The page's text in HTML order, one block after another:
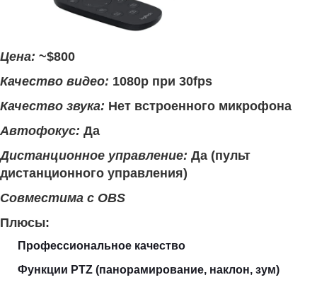
Цена: ~$800
Качество видео: 1080p при 30fps
Качество звука: Нет встроенного микрофона
Автофокус: Да
Дистанционное управление: Да (пульт
дистанционного управления)
Совместима с OBS
Плюсы:
Профессиональное качество
Функции PTZ (панорамирование, наклон, зум)